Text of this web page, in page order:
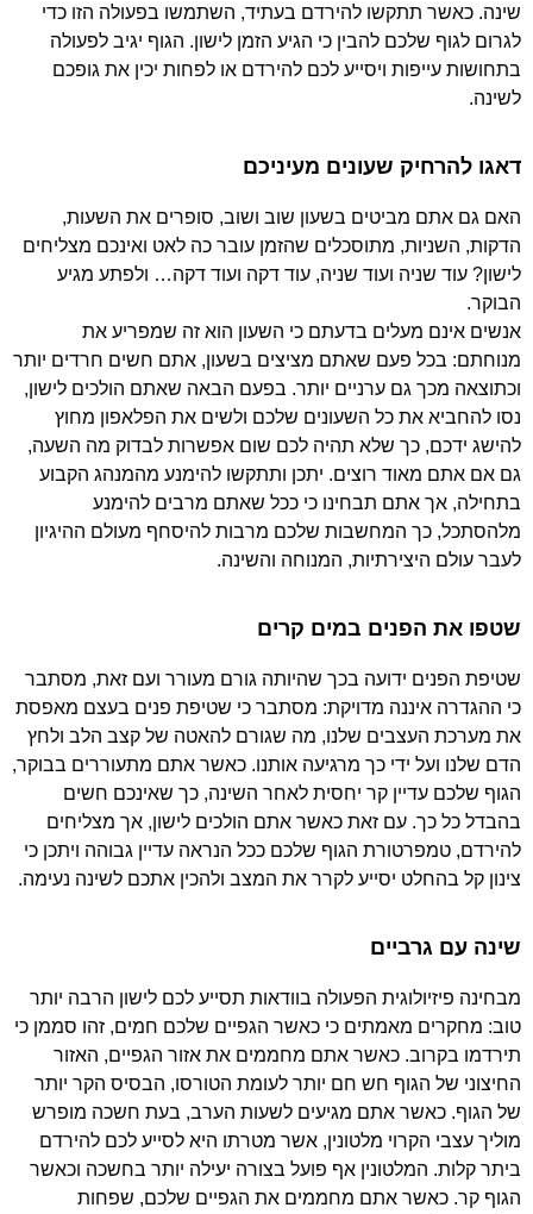
שינה. כאשר תתקשו להירדם בעתיד, השתמשו בפעולה הזו כדי
לגרום לגוף שלכם להבין כי הגיע הזמן לישון. הגוף יגיב לפעולה
בתחושות עייפות ויסייע לכם להירדם או לפחות יכין את גופכם
לשינה.
דאגו להרחיק שעונים מעיניכם
האם גם אתם מביטים בשעון שוב ושוב, סופרים את השעות,
הדקות, השניות, מתוסכלים שהזמן עובר כה לאט ואינכם מצליחים
לישון? עוד שניה ועוד שניה, עוד דקה ועוד דקה… ולפתע מגיע
הבוקר.
אנשים אינם מעלים בדעתם כי השעון הוא זה שמפריע את
מנוחתם: בכל פעם שאתם מציצים בשעון, אתם חשים חרדים יותר
וכתוצאה מכך גם ערניים יותר. בפעם הבאה שאתם הולכים לישון,
נסו להחביא את כל השעונים שלכם ולשים את הפלאפון מחוץ
להישג ידכם, כך שלא תהיה לכם שום אפשרות לבדוק מה השעה,
גם אם אתם מאוד רוצים. יתכן ותתקשו להימנע מהמנהג הקבוע
בתחילה, אך אתם תבחינו כי ככל שאתם מרבים להימנע
מלהסתכל, כך המחשבות שלכם מרבות להיסחף מעולם ההיגיון
לעבר עולם היצירתיות, המנוחה והשינה.
שטפו את הפנים במים קרים
שטיפת הפנים ידועה בכך שהיותה גורם מעורר ועם זאת, מסתבר
כי ההגדרה איננה מדויקת: מסתבר כי שטיפת פנים בעצם מאפסת
את מערכת העצבים שלנו, מה שגורם להאטה של קצב הלב ולחץ
הדם שלנו ועל ידי כך מרגיעה אותנו. כאשר אתם מתעוררים בבוקר,
הגוף שלכם עדיין קר יחסית לאחר השינה, כך שאינכם חשים
בהבדל כל כך. עם זאת כאשר אתם הולכים לישון, אך מצליחים
להירדם, טמפרטורת הגוף שלכם ככל הנראה עדיין גבוהה ויתכן כי
צינון קל בהחלט יסייע לקרר את המצב ולהכין אתכם לשינה נעימה.
שינה עם גרביים
מבחינה פיזיולוגית הפעולה בוודאות תסייע לכם לישון הרבה יותר
טוב: מחקרים מאמתים כי כאשר הגפיים שלכם חמים, זהו סממן כי
תירדמו בקרוב. כאשר אתם מחממים את אזור הגפיים, האזור
החיצוני של הגוף חש חם יותר לעומת הטורסו, הבסיס הקר יותר
של הגוף. כאשר אתם מגיעים לשעות הערב, בעת חשכה מופרש
מוליך עצבי הקרוי מלטונין, אשר מטרתו היא לסייע לכם להירדם
ביתר קלות. המלטונין אף פועל בצורה יעילה יותר בחשכה וכאשר
הגוף קר. כאשר אתם מחממים את הגפיים שלכם, שפחות